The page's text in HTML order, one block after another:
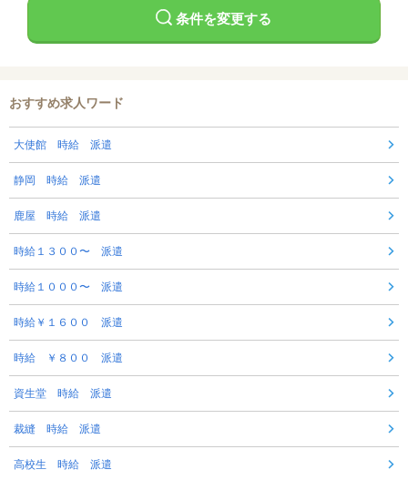
条件を変更する
おすすめ求人ワード
大使館 時給 派遣
静岡 時給 派遣
鹿屋 時給 派遣
時給１３００〜 派遣
時給１０００〜 派遣
時給￥１６００ 派遣
時給 ￥８００ 派遣
資生堂 時給 派遣
裁縫 時給 派遣
高校生 時給 派遣